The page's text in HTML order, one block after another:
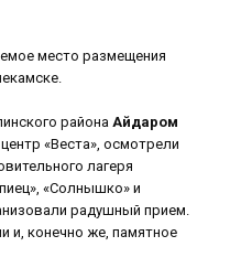
место размещения
района Айдаром
«Веста», осмотрели
лагеря
«Солнышко» и
радушный прием.
и, конечно же, памятное